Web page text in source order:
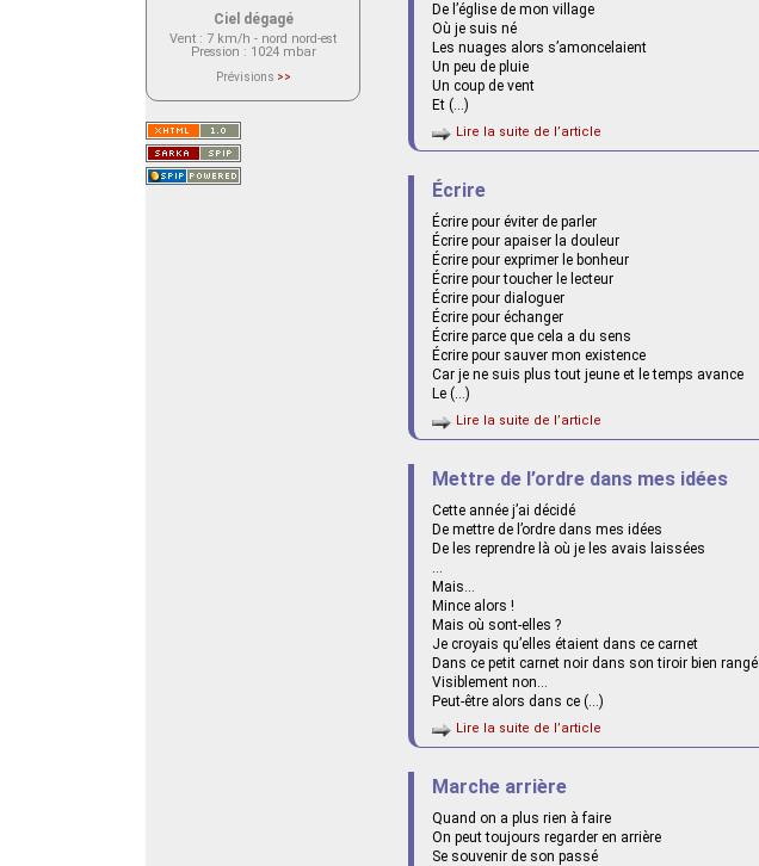
De l’église de mon village
Où je suis né
Les nuages alors s’amoncelaient
Un peu de pluie
Un coup de vent
Et (…)
Lire la suite de l’article
Écrire
Écrire pour éviter de parler
Écrire pour apaiser la douleur
Écrire pour exprimer le bonheur
Écrire pour toucher le lecteur
Écrire pour dialoguer
Écrire pour échanger
Écrire parce que cela a du sens
Écrire pour sauver mon existence
Car je ne suis plus tout jeune et le temps avance
Le (…)
Lire la suite de l’article
Mettre de l’ordre dans mes idées
Cette année j’ai décidé
De mettre de l’ordre dans mes idées
De les reprendre là où je les avais laissées
…
Mais…
Mince alors !
Mais où sont-elles ?
Je croyais qu’elles étaient dans ce carnet
Dans ce petit carnet noir dans son tiroir bien rangé
Visiblement non…
Peut-être alors dans ce (…)
Lire la suite de l’article
Marche arrière
Quand on a plus rien à faire
On peut toujours regarder en arrière
Se souvenir de son passé
Ciel dégagé
Vent : 7 km/h - nord nord-est
Pression : 1024 mbar
Prévisions >>
actuellement aucune prévision
Saint-Nom.
Veuillez consulter le message du
service ci-dessous.
(401 - Invalid API key. Please see
https://openweathermap.org/faq#error401